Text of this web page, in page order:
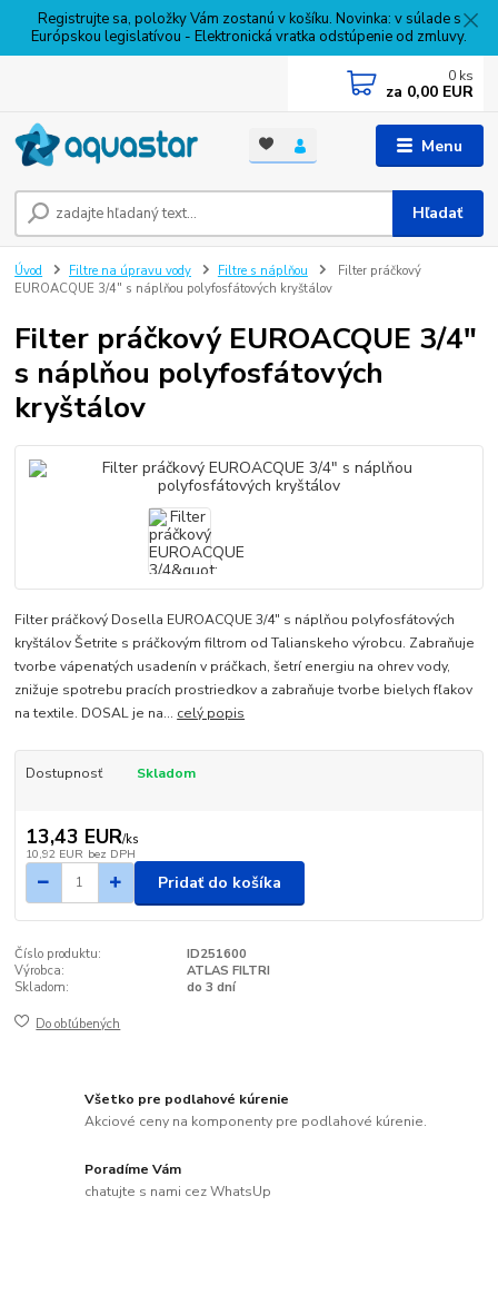
Registrujte sa, položky Vám zostanú v košíku. Novinka: v súlade s
Európskou legislatívou - Elektronická vratka odstúpenie od zmluvy.
Menu
Hľadať
0 ks
za 0,00 EUR
Úvod Filtre na úpravu vody Filtre s náplňou
Filter práčkový
EUROACQUE 3/4" s náplňou polyfosfátových kryštálov
Filter práčkový EUROACQUE 3/4"
s náplňou polyfosfátových
kryštálov
Filter práčkový Dosella EUROACQUE 3/4" s náplňou polyfosfátových
kryštálov Šetrite s práčkovým filtrom od Talianskeho výrobcu. Zabraňuje
tvorbe vápenatých usadenín v práčkach, šetrí energiu na ohrev vody,
znižuje spotrebu pracích prostriedkov a zabraňuje tvorbe bielych fľakov
na textile. DOSAL je na... celý popis
Dostupnosť Skladom
13,43 EUR/ks
10,92 EUR bez DPH
Pridať do košíka
Číslo produktu:
ID251600
Výrobca:
ATLAS FILTRI
Skladom:
do 3 dní
Do obľúbených
Všetko pre podlahové kúrenie
Akciové ceny na komponenty pre podlahové kúrenie.
Poradíme Vám
chatujte s nami cez WhatsUp